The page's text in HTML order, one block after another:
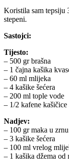
Koristila sam tepsiju
stepeni.
Sastojci:
Tijesto:
– 500 gr brašna
– 1 čajna kašika
– 60 ml mlijeka
– 4 kašike šećera
– 200 ml tople vode
– 1/2 kafene kašičice
Nadjev:
– 100 gr maka u zrnu
– 3 kašike šećera
– 100 ml vrelog
– 1 kašika džema